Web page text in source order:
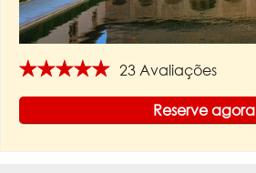
★★★★★ 23 Avaliações
Reserve agora